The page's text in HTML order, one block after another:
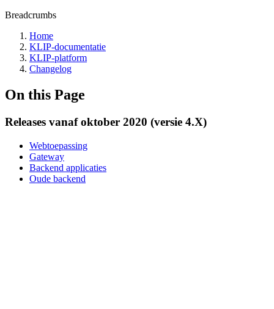
Breadcrumbs
Home
KLIP-documentatie
KLIP-platform
Changelog
On this Page
Releases vanaf oktober 2020 (versie 4.X)
Webtoepassing
Gateway
Backend applicaties
Oude backend